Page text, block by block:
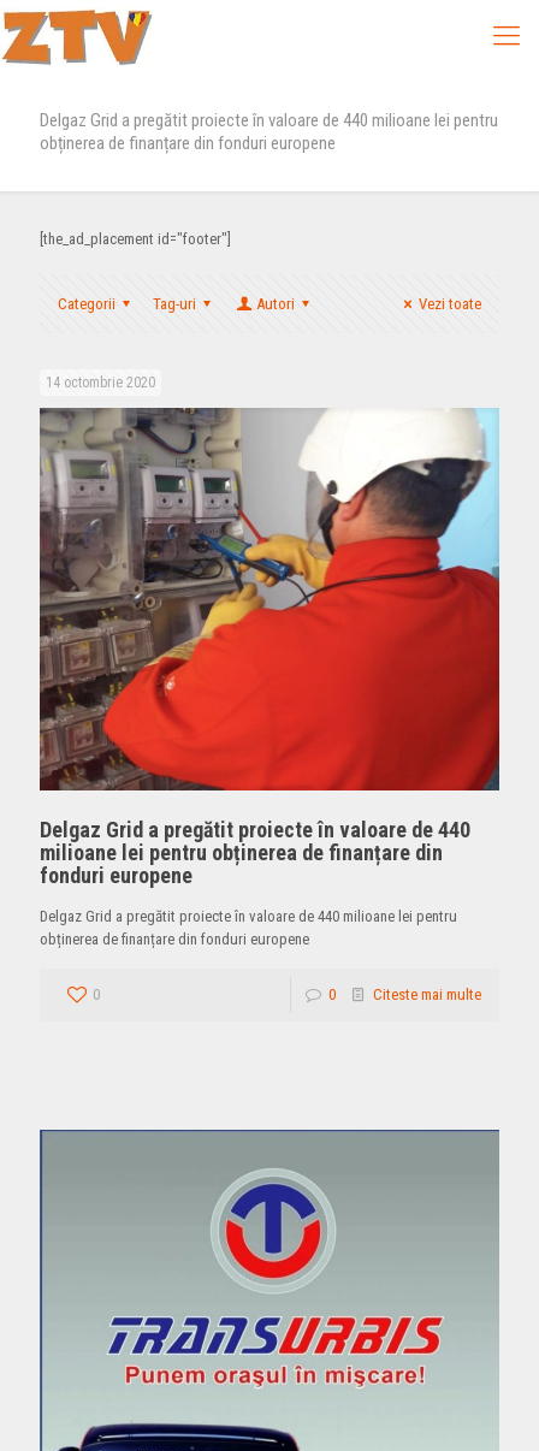
Delgaz Grid a pregătit proiecte în valoare de 440 milioane lei pentru
obținerea de finanțare din fonduri europene
[the_ad_placement id="footer"]
Categorii Tag-uri Autori Vezi toate
14 octombrie 2020
Delgaz Grid a pregătit proiecte în valoare de 440
milioane lei pentru obținerea de finanțare din
fonduri europene
Delgaz Grid a pregătit proiecte în valoare de 440 milioane lei pentru
obținerea de finanțare din fonduri europene
0 0 Citeste mai multe